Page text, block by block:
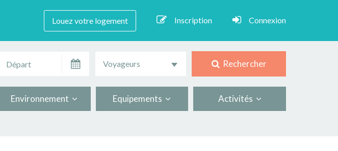
Louez votre logement Inscription Connexion
Voyageurs Rechercher
Environnement Equipements Activités